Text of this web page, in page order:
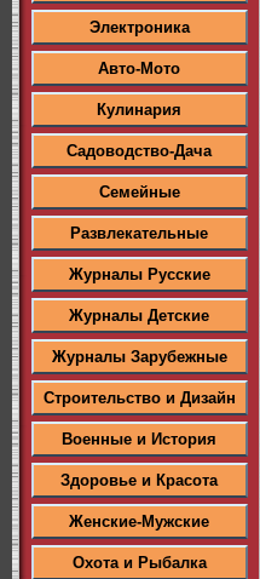
Электроника
Авто-Мото
Кулинария
Садоводство-Дача
Семейные
Развлекательные
Журналы Русские
Журналы Детские
Журналы Зарубежные
Строительство и Дизайн
Военные и История
Здоровье и Красота
Женские-Мужские
Охота и Рыбалка